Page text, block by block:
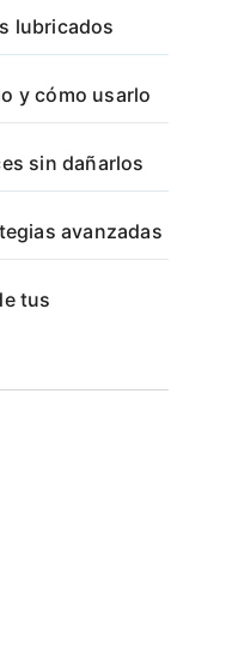
lubricados
y cómo usarlo
sin dañarlos
avanzadas
tus